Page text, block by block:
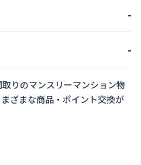
-
-
りのマンスリーマンション物
ざまな商品・ポイント交換が